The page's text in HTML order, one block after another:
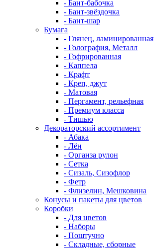
- Бант-бабочка
- Бант-звёздочка
- Бант-шар
Бумага
- Глянец, ламинированная
- Голография, Металл
- Гофрированная
- Каппела
- Крафт
- Креп, джут
- Матовая
- Пергамент, рельефная
- Премиум класса
- Тишью
Декораторский ассортимент
- Абака
- Лён
- Органза рулон
- Сетка
- Сизаль, Сизофлор
- Фетр
- Флизелин, Мешковина
Конусы и пакеты для цветов
Коробки
- Для цветов
- Наборы
- Поштучно
- Складные, сборные